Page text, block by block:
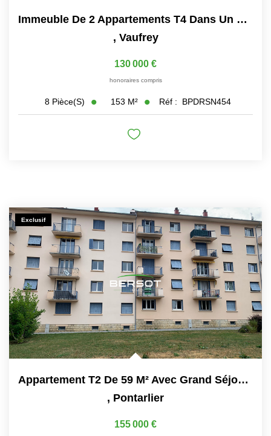
Immeuble De 2 Appartements T4 Dans Un Environnement...
, Vaufrey
130 000 €
honoraires compris
8 Pièce(s) 153 M² Réf : BPDRSN454
Exclusif
Appartement T2 De 59 M² Avec Grand Séjour, Balcon, Parking...
, Pontarlier
155 000 €